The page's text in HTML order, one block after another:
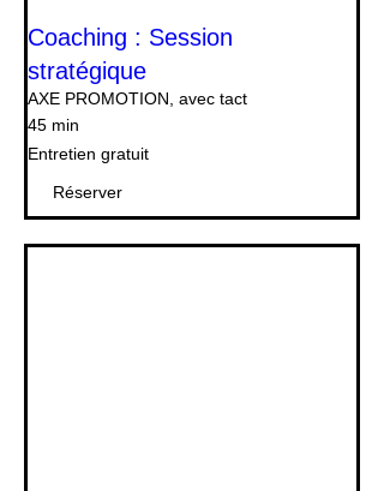
Coaching : Session
stratégique
AXE PROMOTION, avec tact
45 min
Entretien
gratuit
Entretien gratuit
Réserver